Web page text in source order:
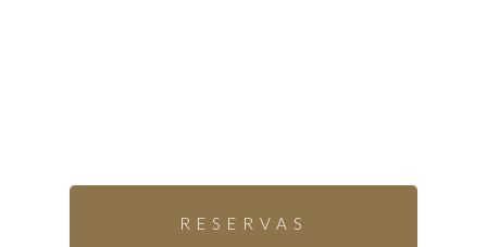
RESERVAS